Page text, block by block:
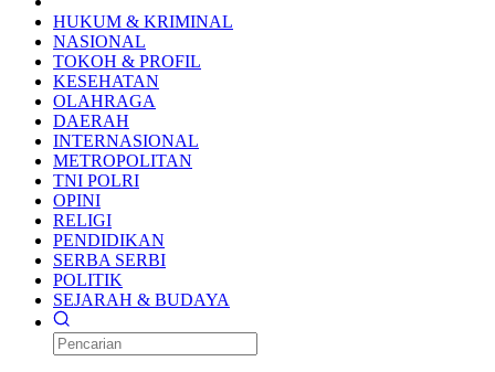
HUKUM & KRIMINAL
NASIONAL
TOKOH & PROFIL
KESEHATAN
OLAHRAGA
DAERAH
INTERNASIONAL
METROPOLITAN
TNI POLRI
OPINI
RELIGI
PENDIDIKAN
SERBA SERBI
POLITIK
SEJARAH & BUDAYA